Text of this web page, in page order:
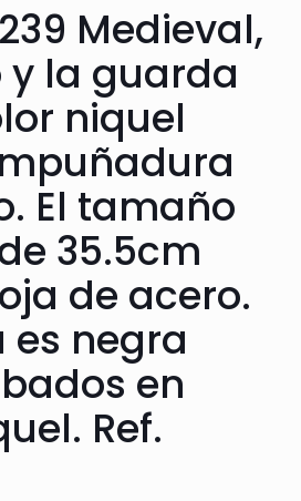
Medieval,
y la guarda
niquel
El tamaño
35.5cm
de acero.
es negra
en
Ref.